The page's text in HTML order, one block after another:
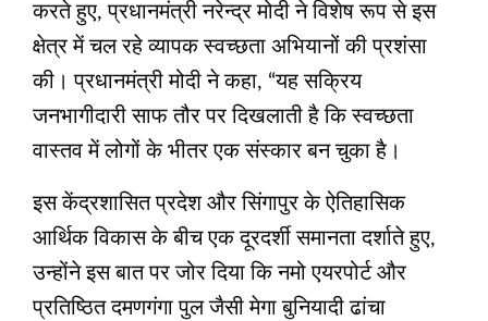
करते हुए, प्रधानमंत्री नरेन्द्र मोदी ने विशेष रूप से इस
क्षेत्र में चल रहे व्यापक स्वच्छता अभियानों की प्रशंसा
की। प्रधानमंत्री मोदी ने कहा, “यह सक्रिय
जनभागीदारी साफ तौर पर दिखलाती है कि स्वच्छता
वास्तव में लोगों के भीतर एक संस्कार बन चुका है।
इस केंद्रशासित प्रदेश और सिंगापुर के ऐतिहासिक
आर्थिक विकास के बीच एक दूरदर्शी समानता दर्शाते हुए,
उन्होंने इस बात पर जोर दिया कि नमो एयरपोर्ट और
प्रतिष्ठित दमणगंगा पुल जैसी मेगा बुनियादी ढांचा